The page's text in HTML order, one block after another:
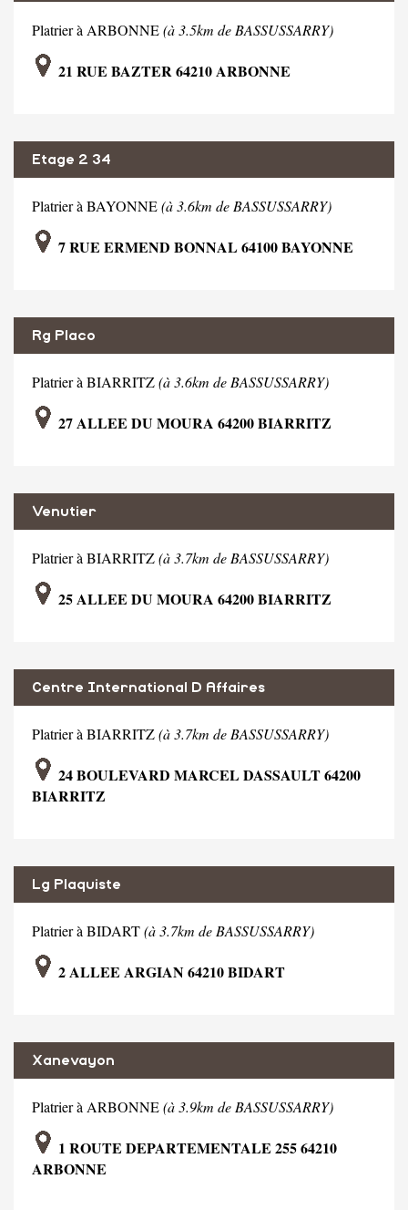
Platrier à ARBONNE(à 3.5km de BASSUSSARRY)
21 RUE BAZTER 64210 ARBONNE
Etage 2 34
Platrier à BAYONNE(à 3.6km de BASSUSSARRY)
7 RUE ERMEND BONNAL 64100 BAYONNE
Rg Placo
Platrier à BIARRITZ(à 3.6km de BASSUSSARRY)
27 ALLEE DU MOURA 64200 BIARRITZ
Venutier
Platrier à BIARRITZ(à 3.7km de BASSUSSARRY)
25 ALLEE DU MOURA 64200 BIARRITZ
Centre International D Affaires
Platrier à BIARRITZ(à 3.7km de BASSUSSARRY)
24 BOULEVARD MARCEL DASSAULT 64200
BIARRITZ
Lg Plaquiste
Platrier à BIDART(à 3.7km de BASSUSSARRY)
2 ALLEE ARGIAN 64210 BIDART
Xanevayon
Platrier à ARBONNE(à 3.9km de BASSUSSARRY)
1 ROUTE DEPARTEMENTALE 255 64210
ARBONNE